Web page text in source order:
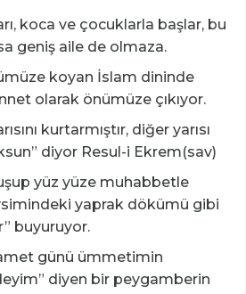
koca ve çocuklarla başlar, bu
geniş aile de olmaza.
koyan İslam dininde
olarak önümüze çıkıyor.
kurtarmıştır, diğer yarısı
diyor Resul-i Ekrem(sav)
yüz yüze muhabbetle
yaprak dökümü gibi
buyuruyor.
günü ümmetimin
diyen bir peygamberin